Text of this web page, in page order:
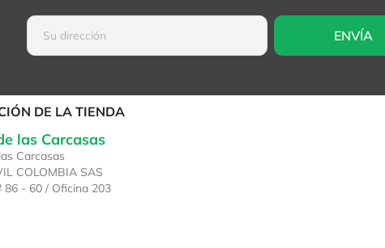
DE LA TIENDA
las Carcasas
Carcasas
COLOMBIA SAS
86 - 60 / Oficina 203